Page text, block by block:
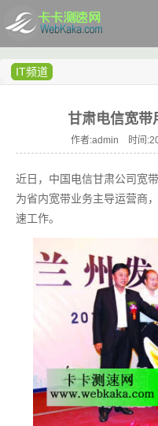
IT频道
甘肃电信宽带
作者:admin 时间
近日，中国电信甘肃公司宽
为省内宽带业务主导运营商
速工作。